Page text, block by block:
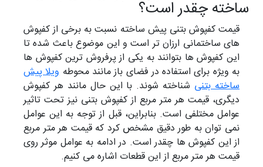
ساخته چقدر است؟
قیمت کفپوش بتنی پیش ساخته نسبت به برخی از کفپوش
های ساختمانی ارزان تر است و این موضوع باعث شده تا
این کفپوش ها بتوانند به یکی از پرفروش ترین کفپوش ها
به ویژه برای استفاده در فضای باز مانند محوطهویلا پیش
ساخته بتنیشناخته شوند. با این حال مانند هر کفپوش
دیگری، قیمت هر متر مربع از کفپوش بتنی نیز تحت تاثیر
عوامل مختلفی است. بنابراین، قبل از توجه به این عوامل
نمی توان به طور دقیق مشخص کرد که قیمت هر متر مربع
از این کفپوش ها چقدر است. در ادامه به عوامل موثر روی
قیمت هر متر مربع از این قطعات اشاره می کنیم.